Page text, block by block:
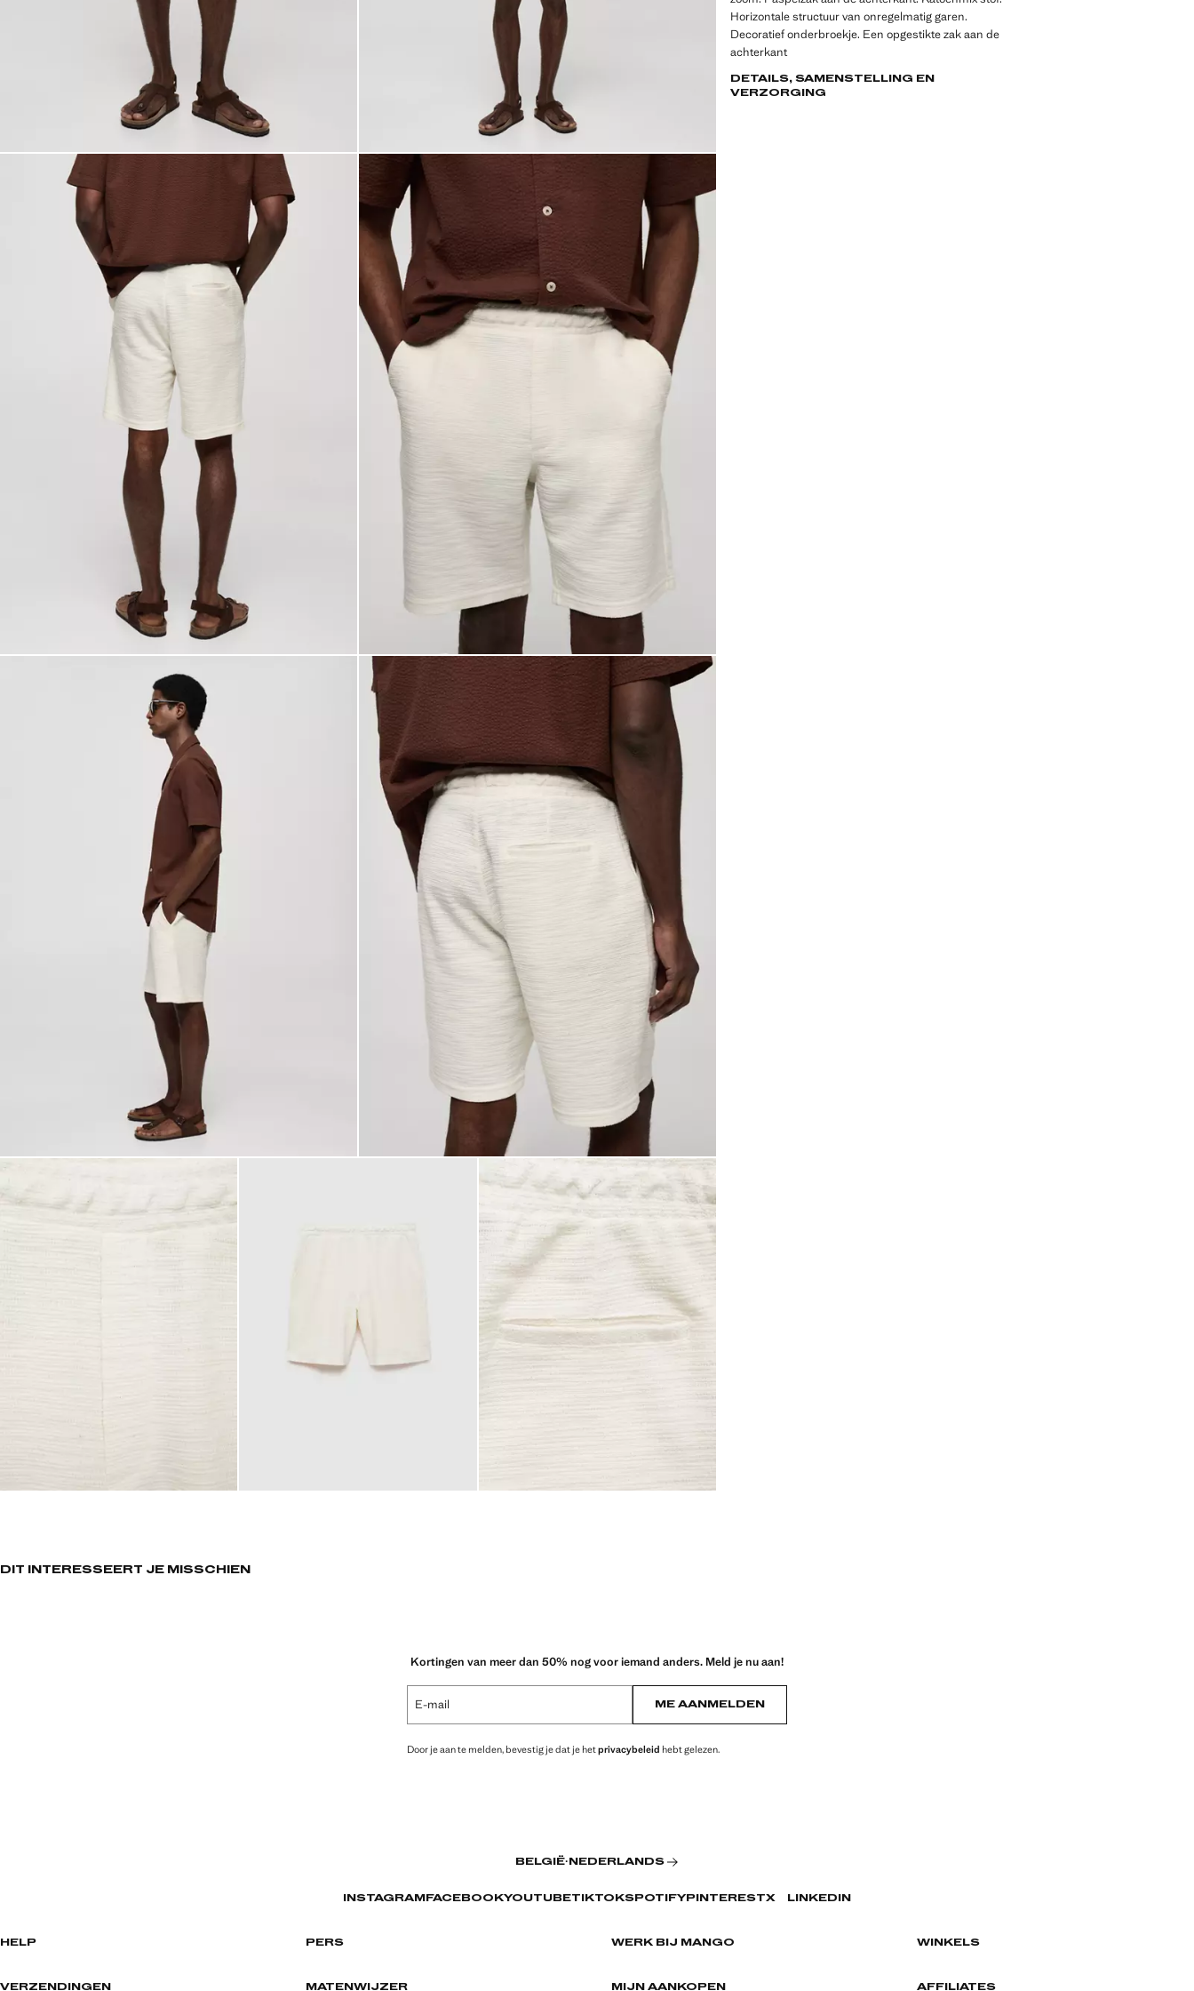
Horizontale structuur van onregelmatig garen.
Decoratief onderbroekje. Een opgestikte zak aan de
achterkant
DETAILS, SAMENSTELLING EN
VERZORGING
DIT INTERESSEERT JE MISSCHIEN
Kortingen van meer dan 50% nog voor iemand anders. Meld je nu aan!
E-mail ME AANMELDEN
Door je aan te melden, bevestig je dat je hetprivacybeleid hebt gelezen.
BELGIË· NEDERLANDS
INSTAGRAM FACEBOOKYOUTUBETIKTOKSPOTIFY PINTERESTX LINKEDIN
HELP PERS WERK BIJ MANGO WINKELS
VERZENDINGEN MATENWIJZER MIJN AANKOPEN AFFILIATES